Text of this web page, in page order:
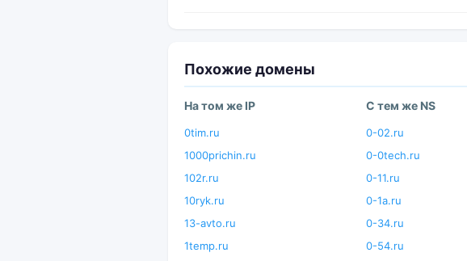
Похожие домены
На том же IP
0tim.ru
1000prichin.ru
102r.ru
10ryk.ru
13-avto.ru
1temp.ru
С тем же NS
0-02.ru
0-0tech.ru
0-11.ru
0-1a.ru
0-34.ru
0-54.ru